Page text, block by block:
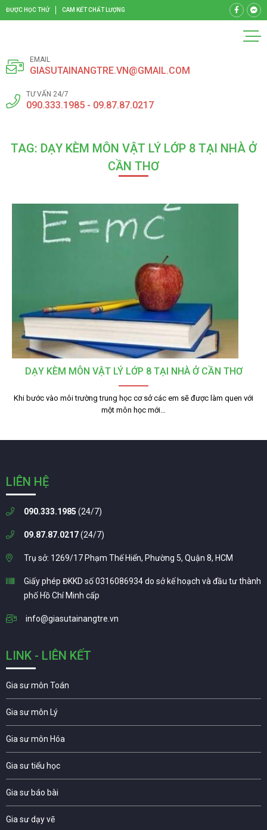
ĐƯỢC HỌC THỬ CAM KẾT CHẤT LƯỢNG
EMAIL
GIASUTAINANGTRE.VN@GMAIL.COM
TƯ VẤN 24/7
090.333.1985 - 09.87.87.0217
TAG: DẠY KÈM MÔN VẬT LÝ LỚP 8 TẠI NHÀ Ở
CẦN THƠ
DẠY KÈM MÔN VẬT LÝ LỚP 8 TẠI NHÀ Ở CẦN THƠ
Khi bước vào môi trường trung học cơ sở các em sẽ được làm quen với
một môn học mới…
LIÊN HỆ
090.333.1985 (24/7)
09.87.87.0217(24/7)
Trụ sở: 1269/17 Phạm Thế Hiển, Phường 5, Quận 8, HCM
Giấy phép ĐKKD số 0316086934 do sở kế hoạch và đầu tư thành
phố Hồ Chí Minh cấp
info@giasutainangtre.vn
LINK - LIÊN KẾT
Gia sư môn Toán
Gia sư môn Lý
Gia sư môn Hóa
Gia sư tiểu học
Gia sư báo bài
Gia sư dạy vẽ